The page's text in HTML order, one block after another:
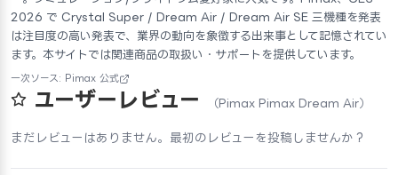
2026 で Crystal Super / Dream Air / Dream Air SE 三機種を発表
は注目度の高い発表で、業界の動向を象徴する出来事として記憶されてい
ます。本サイトでは関連商品の取扱い・サポートを提供しています。
一次ソース: Pimax 公式
ユーザーレビュー （Pimax Pimax Dream Air）
まだレビューはありません。最初のレビューを投稿しませんか？